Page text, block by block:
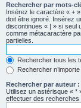
Rechercher par mots-
Insérez le caractère « +
doit être ignoré. Insérez
discontinues « | » si seul
comme métacaractère
partielles.
Rechercher tous les
Rechercher
Rechercher par auteur :
Utilisez un astérisque « *
effectuer des recherches